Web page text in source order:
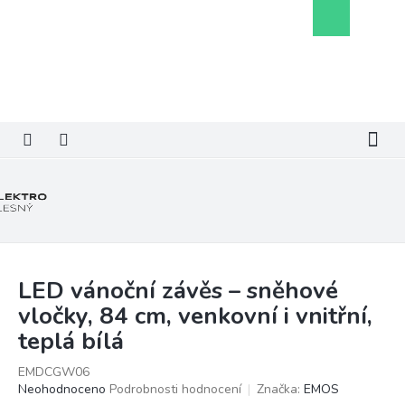
košík
LED vánoční závěs – sněhové
vločky, 84 cm, venkovní i vnitřní,
teplá bílá
EMDCGW06
Průměrné
Neohodnoceno Podrobnosti hodnocení Značka: EMOS